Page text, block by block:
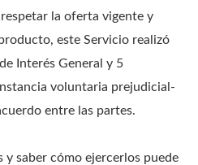
la oferta vigente y
este Servicio realizó
Interés General y 5
voluntaria prejudicial-
entre las partes.
y saber cómo ejercerlos puede